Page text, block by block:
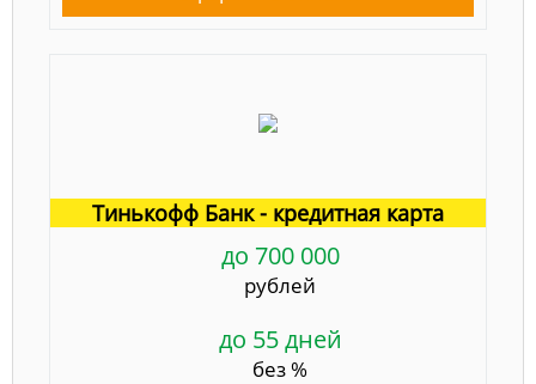
Тинькофф Банк - кредитная карта
до 700 000
рублей
до 55 дней
без %